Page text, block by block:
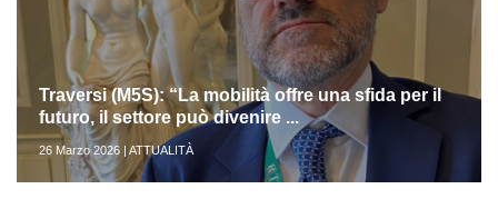
Traversi (M5S): “La mobilità offre una sfida per il
futuro, il settore può divenire ...
26 Marzo 2026 | ATTUALITÀ